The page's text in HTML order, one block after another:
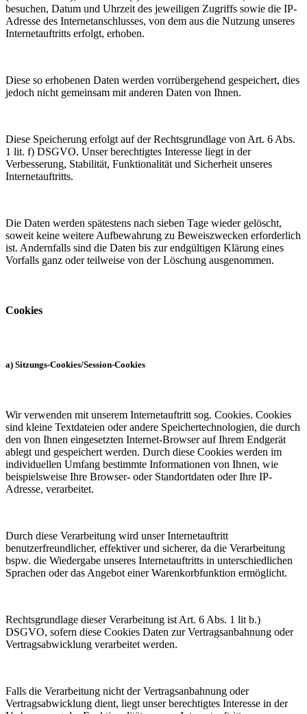
besuchen, Datum und Uhrzeit des jeweiligen Zugriffs sowie die IP-
Adresse des Internetanschlusses, von dem aus die Nutzung unseres
Internetauftritts erfolgt, erhoben.
Diese so erhobenen Daten werden vorrübergehend gespeichert, dies
jedoch nicht gemeinsam mit anderen Daten von Ihnen.
Diese Speicherung erfolgt auf der Rechtsgrundlage von Art. 6 Abs.
1 lit. f) DSGVO. Unser berechtigtes Interesse liegt in der
Verbesserung, Stabilität, Funktionalität und Sicherheit unseres
Internetauftritts.
Die Daten werden spätestens nach sieben Tage wieder gelöscht,
soweit keine weitere Aufbewahrung zu Beweiszwecken erforderlich
ist. Andernfalls sind die Daten bis zur endgültigen Klärung eines
Vorfalls ganz oder teilweise von der Löschung ausgenommen.
Cookies
a) Sitzungs-Cookies/Session-Cookies
Wir verwenden mit unserem Internetauftritt sog. Cookies. Cookies
sind kleine Textdateien oder andere Speichertechnologien, die durch
den von Ihnen eingesetzten Internet-Browser auf Ihrem Endgerät
ablegt und gespeichert werden. Durch diese Cookies werden im
individuellen Umfang bestimmte Informationen von Ihnen, wie
beispielsweise Ihre Browser- oder Standortdaten oder Ihre IP-
Adresse, verarbeitet.
Durch diese Verarbeitung wird unser Internetauftritt
benutzerfreundlicher, effektiver und sicherer, da die Verarbeitung
bspw. die Wiedergabe unseres Internetauftritts in unterschiedlichen
Sprachen oder das Angebot einer Warenkorbfunktion ermöglicht.
Rechtsgrundlage dieser Verarbeitung ist Art. 6 Abs. 1 lit b.)
DSGVO, sofern diese Cookies Daten zur Vertragsanbahnung oder
Vertragsabwicklung verarbeitet werden.
Falls die Verarbeitung nicht der Vertragsanbahnung oder
Vertragsabwicklung dient, liegt unser berechtigtes Interesse in der